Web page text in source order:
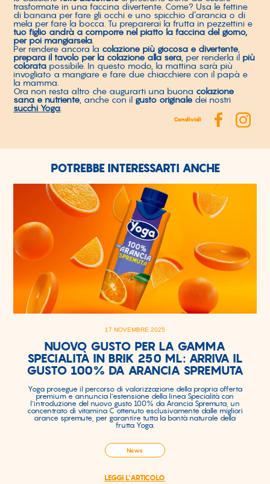
trasformate in una faccina divertente. Come? Usa le fettine
di banana per fare gli occhi e uno spicchio d’arancia o di
mela per fare la bocca. Tu preparerai la frutta in pezzettini e
tuo figlio andrà a comporre nel piatto la faccina del giorno,
per poi mangiarsela.
Per rendere ancora la colazione più giocosa e divertente,
prepara il tavolo per la colazione alla sera, per renderla il più
colorata possibile. In questo modo, la mattina sarà più
invogliato a mangiare e fare due chiacchiere con il papà e
la mamma.
Ora non resta altro che augurarti una buona colazione
sana e nutriente, anche con il gusto originale dei nostri
succhi Yoga.
Condividi
POTREBBE INTERESSARTI ANCHE
17 NOVEMBRE 2025
NUOVO GUSTO PER LA GAMMA
SPECIALITÀ IN BRIK 250 ML: ARRIVA IL
GUSTO 100% DA ARANCIA SPREMUTA
Yoga prosegue il percorso di valorizzazione della propria offerta
premium e annuncia l’estensione della linea Specialità con
l’introduzione del nuovo gusto 100% da Arancia Spremuta, un
concentrato di vitamina C ottenuto esclusivamente dalle migliori
arance spremute, per garantire tutta la bontà naturale della
frutta Yoga.
News
LEGGI L'ARTICOLO